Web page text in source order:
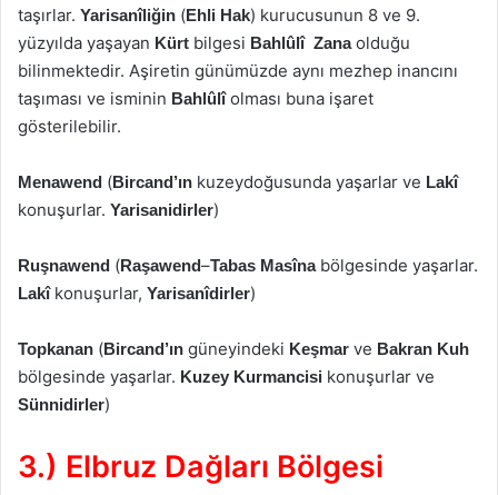
taşırlar. Yarisanîliğin (Ehli Hak) kurucusunun 8 ve 9.
yüzyılda yaşayan Kürt bilgesi Bahlûlî Zanaolduğu
bilinmektedir. Aşiretin günümüzde aynı mezhep inancını
taşıması ve isminin Bahlûlîolması buna işaret
gösterilebilir.
Menawend (Bircand’ın kuzeydoğusunda yaşarlar ve Lakî
konuşurlar. Yarisanidirler)
Ruşnawend (Raşawend–Tabas Masîna bölgesinde yaşarlar.
Lakî konuşurlar, Yarisanîdirler)
Topkanan (Bircand’ın güneyindeki Keşmar ve Bakran Kuh
bölgesinde yaşarlar. Kuzey Kurmancisi konuşurlar ve
Sünnidirler)
3.) Elbruz Dağları Bölgesi